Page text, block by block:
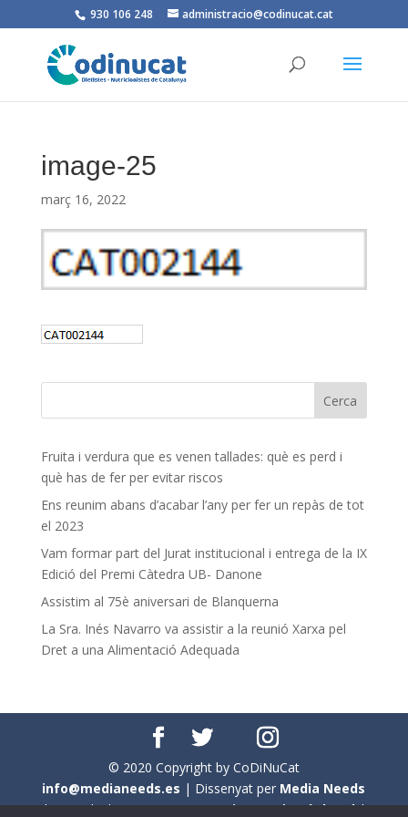
930 106 248 administracio@codinucat.cat
image-25
març 16, 2022
Fruita i verdura que es venen tallades: què es perd i
què has de fer per evitar riscos
Ens reunim abans d’acabar l’any per fer un repàs de tot
el 2023
Vam formar part del Jurat institucional i entrega de la IX
Edició del Premi Càtedra UB- Danone
Assistim al 75è aniversari de Blanquerna
La Sra. Inés Navarro va assistir a la reunió Xarxa pel
Dret a una Alimentació Adequada
© 2020 Copyright by CoDiNuCat
info@medianeeds.es | Dissenyat per Media Needs
| Tots els drets reservats aCoDiNuCat |Avís legal|